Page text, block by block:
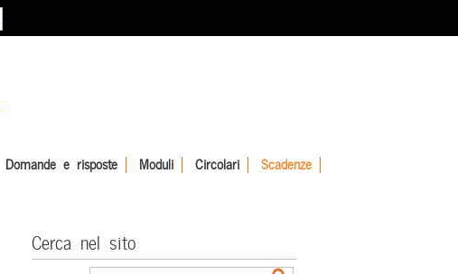
Domande e risposte Moduli Circolari Scadenze
Cerca nel sito